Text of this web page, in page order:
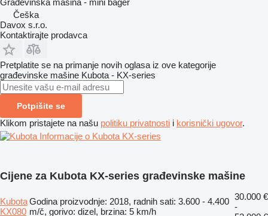
Češka
Davox s.r.o.
Kontaktirajte prodavca
Pretplatite se na primanje novih oglasa iz ove kategorije
građevinske mašine Kubota - KX-series
Potpišite se
Klikom pristajete na našu politiku privatnosti i korisnički ugovor.
Informacije o Kubota KX-series
Cijene za Kubota KX-series građevinske mašine
Kubota
KX080
Godina proizvodnje: 2018, radnih sati: 3.600 - 4.400
m/č, gorivo: dizel, brzina: 5 km/h
30.000 €
-